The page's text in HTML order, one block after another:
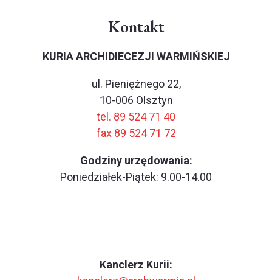
Kontakt
KURIA ARCHIDIECEZJI WARMIŃSKIEJ
ul. Pieniężnego 22,
10-006 Olsztyn
tel. 89 524 71 40
fax 89 524 71 72
Godziny urzędowania:
Poniedziałek-Piątek: 9.00-14.00
Kanclerz Kurii: